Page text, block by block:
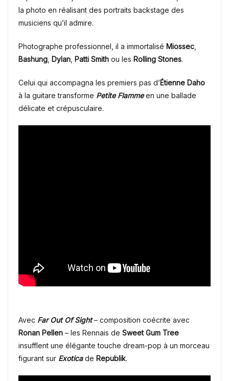
la photo en réalisant des portraits backstage des
musiciens qu’il admire.
Photographe professionnel, il a immortalisé Miossec
Bashung Dylan Patti Smith ou les Rolling Stones.
Celui qui accompagna les premiers pas d’Étienne Daho
à la guitare transforme Petite Flammeen une ballade
délicate et crépusculaire.
Avec Far Out Of Sight– composition coécrite avec
Ronan Pellen – les Rennais de Sweet Gum Tree
insufflent une élégante touche dream-pop à un morceau
figurant sur Exoticade Republik.